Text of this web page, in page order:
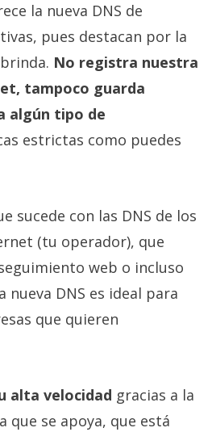
la nueva DNS de
pues destacan por la
No registra nuestra
tampoco guarda
algún tipo de
estrictas como puedes
sucede con las DNS de los
(tu operador), que
web o incluso
nueva DNS es ideal para
que quieren
alta velocidad gracias a la
que se apoya, que está